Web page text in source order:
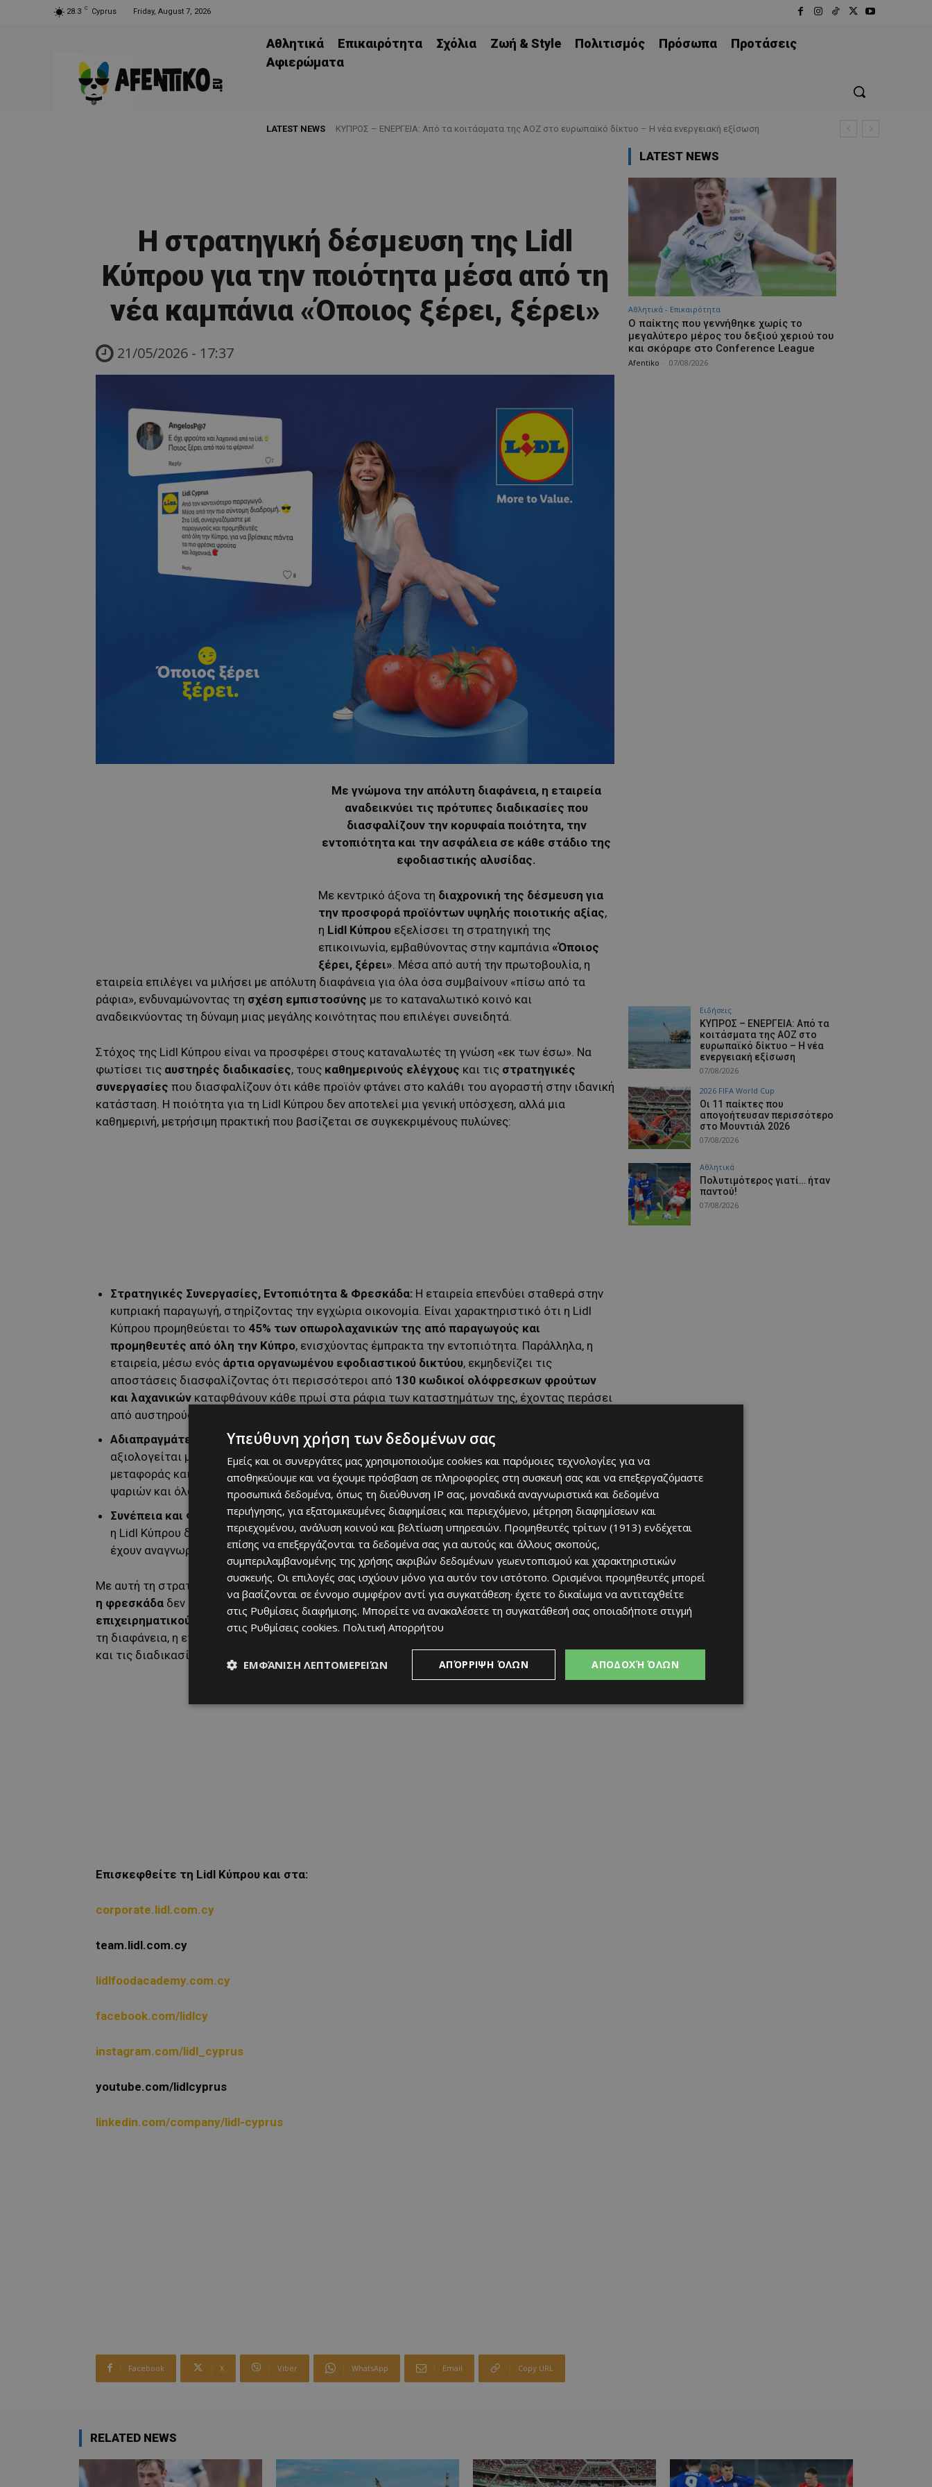
28.3 C Cyprus Friday, August 7, 2026
Αθλητικά Επικαιρότητα Σχόλια Ζωή & Style Πολιτισμός Πρόσωπα
Προτάσεις
Aφιερώματα
LATEST NEWS ΚΥΠΡΟΣ – ΕΝΕΡΓΕΙΑ: Από τα κοιτάσματα της ΑΟΖ στο ευρωπαϊκό δίκτυο – Η νέα ενεργειακή εξίσωση
Η στρατηγική δέσμευση της Lidl
Κύπρου για την ποιότητα μέσα από τη
νέα καμπάνια «Όποιος ξέρει, ξέρει»
21/05/2026 - 17:37
Με γνώμονα την απόλυτη διαφάνεια, η εταιρεία
αναδεικνύει τις πρότυπες διαδικασίες που
διασφαλίζουν την κορυφαία ποιότητα, την
εντοπιότητα και την ασφάλεια σε κάθε στάδιο της
εφοδιαστικής αλυσίδας.
Με κεντρικό άξονα τη διαχρονική της δέσμευση για
την προσφορά προϊόντων υψηλής ποιοτικής αξίας,
η Lidl Κύπρου εξελίσσει τη στρατηγική της
επικοινωνία, εμβαθύνοντας στην καμπάνια «Όποιος
ξέρει, ξέρει» . Μέσα από αυτή την πρωτοβουλία, η
εταιρεία επιλέγει να μιλήσει με απόλυτη διαφάνεια για όλα όσα συμβαίνουν «πίσω από τα
ράφια», ενδυναμώνοντας τη σχέση εμπιστοσύνης με το καταναλωτικό κοινό και
αναδεικνύοντας τη δύναμη μιας μεγάλης κοινότητας που επιλέγει συνειδητά.
Στόχος της Lidl Κύπρου είναι να προσφέρει στους καταναλωτές τη γνώση «εκ των έσω». Να
φωτίσει τις αυστηρές διαδικασίες, τους καθημερινούς ελέγχους και τις στρατηγικές
συνεργασίες που διασφαλίζουν ότι κάθε προϊόν φτάνει στο καλάθι του αγοραστή στην ιδανική
κατάσταση. Η ποιότητα για τη Lidl Κύπρου δεν αποτελεί μια γενική υπόσχεση, αλλά μια
καθημερινή, μετρήσιμη πρακτική που βασίζεται σε συγκεκριμένους πυλώνες:
Στρατηγικές Συνεργασίες, Εντοπιότητα & Φρεσκάδα: Η εταιρεία επενδύει σταθερά στην
κυπριακή παραγωγή, στηρίζοντας την εγχώρια οικονομία. Είναι χαρακτηριστικό ότι η Lidl
Κύπρου προμηθεύεται το 45% των οπωρολαχανικών της από παραγωγούς και
προμηθευτές από όλη την Κύπρο, ενισχύοντας έμπρακτα την εντοπιότητα. Παράλληλα, η
εταιρεία, μέσω ενός άρτια οργανωμένου εφοδιαστικού δικτύου, εκμηδενίζει τις
αποστάσεις διασφαλίζοντας ότι περισσότεροι από 130 κωδικοί ολόφρεσκων φρούτων
και λαχανικών καταφθάνουν κάθε πρωί στα ράφια των καταστημάτων της, έχοντας περάσει
από αυστηρούς ελέγχους που εγγυώνται τη φρεσκάδα τους.
Αδιαπραγμάτευτη Ασφάλεια & Έλεγχοι:Κάθε κωδικός, πριν τοποθετηθεί στο ράφι,
αξιολογείται με αυστηρά κριτήρια. Οι συνεχείς, εξειδικευμένοι έλεγχοι σε όλη την αλυσίδα
μεταφοράς και συντήρησης εγγυώνται την ασφάλεια των γαλακτοκομικών, του κρέατος, των
ψαριών και όλων των ευαίσθητων κατηγοριών.
Συνέπεια και Φροντίδα:Από την καθημερινή παραλαβή μέχρι τις βέλτιστες συνθήκες ψύξης,
η Lidl Κύπρου διασφαλίζει με συνέπεια ότι τα ράφια παραμένουν γεμάτα με προϊόντα που
έχουν αναγνωριστεί και βραβευτεί για τη γεύση και την ποιότητά τους.
Με αυτή τη στρατηγική προσέγγιση, ηLidl Κύπρουεπιβεβαιώνει ότι η κορυφαία ποιότητα και
η φρεσκάδα δεν είναι τυχαία χαρακτηριστικά, αλλά το αποτέλεσμα ενός αυστηρά δομημένου
επιχειρηματικού μοντέλου . Ενδυναμώνοντας την κοινότητα των καταναλωτών της μέσα από
τη διαφάνεια, η εταιρεία αποδεικνύει στην πράξη ότι όσο καλύτερα γνωρίζει κανείς τις αξίες
και τις διαδικασίες της, τόσο πιο σίγουρα την επιλέγει. Γιατί, τελικά, όποιος ξέρει, ξέρει.
Επισκεφθείτε τη Lidl Κύπρου και στα:
corporate.lidl.com.cy
team.lidl.com.cy
lidlfoodacademy.com.cy
facebook.com/lidlcy
instagram.com/lidl_cyprus
youtube.com/lidlcyprus
linkedin.com/company/lidl-cyprus
Facebook X Viber WhatsApp Email Copy URL
LATEST NEWS
Αθλητικά - Επικαιρότητα
Ο παίκτης που γεννήθηκε χωρίς το
μεγαλύτερο μέρος του δεξιού χεριού του
και σκόραρε στο Conference League
Afentiko 07/08/2026
Ειδήσεις
ΚΥΠΡΟΣ – ΕΝΕΡΓΕΙΑ: Από τα
κοιτάσματα της ΑΟΖ στο
ευρωπαϊκό δίκτυο – Η νέα
ενεργειακή εξίσωση
07/08/2026
2026 FIFA World Cup
Οι 11 παίκτες που
απογοήτευσαν περισσότερο
στο Μουντιάλ 2026
07/08/2026
Αθλητικά
Πολυτιμότερος γιατί… ήταν
παντού!
07/08/2026
RELATED NEWS
Υπεύθυνη χρήση των δεδομένων σας
Εμείς και οι συνεργάτες μας χρησιμοποιούμε cookies και παρόμοιες τεχνολογίες για να
αποθηκεύουμε και να έχουμε πρόσβαση σε πληροφορίες στη συσκευή σας και να επεξεργαζόμαστε
προσωπικά δεδομένα, όπως τη διεύθυνση IP σας, μοναδικά αναγνωριστικά και δεδομένα
περιήγησης, για εξατομικευμένες διαφημίσεις και περιεχόμενο, μέτρηση διαφημίσεων και
περιεχομένου, ανάλυση κοινού και βελτίωση υπηρεσιών. Προμηθευτές τρίτων (1913) ενδέχεται
επίσης να επεξεργάζονται τα δεδομένα σας για αυτούς και άλλους σκοπούς,
συμπεριλαμβανομένης της χρήσης ακριβών δεδομένων γεωεντοπισμού και χαρακτηριστικών
συσκευής. Οι επιλογές σας ισχύουν μόνο για αυτόν τον ιστότοπο. Ορισμένοι προμηθευτές μπορεί
να βασίζονται σε έννομο συμφέρον αντί για συγκατάθεση· έχετε το δικαίωμα να αντιταχθείτε
στις Ρυθμίσεις διαφήμισης. Μπορείτε να ανακαλέσετε τη συγκατάθεσή σας οποιαδήποτε στιγμή
στις Ρυθμίσεις cookies. Πολιτική Απορρήτου
ΑΠΟΔΟΧΉ ΌΛΩΝ
ΑΠΌΡΡΙΨΗ ΌΛΩΝ
ΕΜΦΆΝΙΣΗ ΛΕΠΤΟΜΕΡΕΙΏΝ